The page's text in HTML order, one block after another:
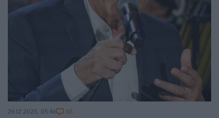
26.12.2025, 05:46 65